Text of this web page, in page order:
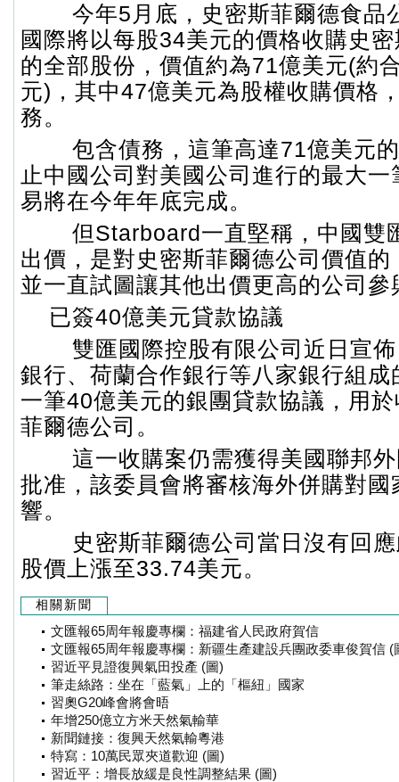
今年5月底，史密斯菲爾德食品
國際將以每股34美元的價格收購史
的全部股份，價值約為71億美元(約
元)，其中47億美元為股權收購價格
務。
包含債務，這筆高達71億美元
止中國公司對美國公司進行的最大
易將在今年年底完成。
但Starboard一直堅稱，中國雙
出價，是對史密斯菲爾德公司價值
並一直試圖讓其他出價更高的公司參
已簽40億美元貸款協議
雙匯國際控股有限公司近日宣
銀行、荷蘭合作銀行等八家銀行組
一筆40億美元的銀團貸款協議，用
菲爾德公司。
這一收購案仍需獲得美國聯邦
批准，該委員會將審核海外併購對
響。
史密斯菲爾德公司當日沒有回
股價上漲至33.74美元。
相關新聞
文匯報65周年報慶專欄：福建省人民政府賀信
文匯報65周年報慶專欄：新疆生產建設兵團政委車俊賀信 (
習近平見證復興氣田投產 (圖)
筆走絲路：坐在「藍氣」上的「樞紐」國家
習奧G20峰會將會晤
年增250億立方米天然氣輸華
新聞鏈接：復興天然氣輸粵港
特寫：10萬民眾夾道歡迎 (圖)
習近平：增長放緩是良性調整結果 (圖)